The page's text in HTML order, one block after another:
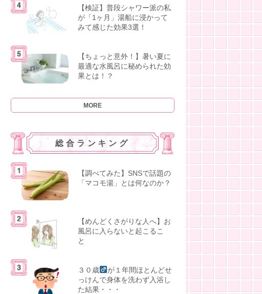
【検証】普段シャワー派の私
が「1ヶ月」湯船に浸かって
みて感じた効果3選！
【ちょっと意外！】暑い夏に
最適な水風呂に秘められた効
果とは！？
MORE
総合ランキング
【調べてみた】SNSで話題の
「マコモ湯」とは何なのか？
【めんどくさがりな人へ】お
風呂に入らないと起こるこ
と
３０歳
が１年間ほとんどせ
っけんで身体を洗わず入浴し
た結果・・・